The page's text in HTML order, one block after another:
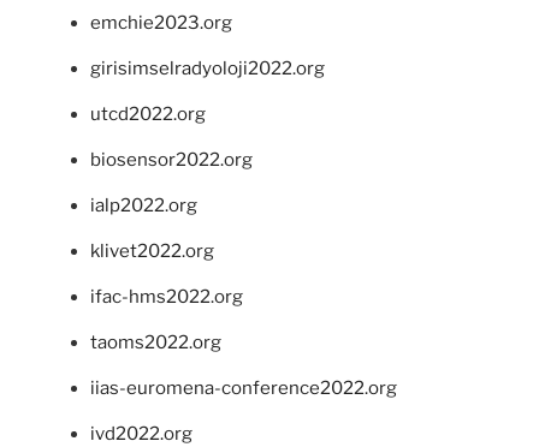
emchie2023.org
girisimselradyoloji2022.org
utcd2022.org
biosensor2022.org
ialp2022.org
klivet2022.org
ifac-hms2022.org
taoms2022.org
iias-euromena-conference2022.org
ivd2022.org